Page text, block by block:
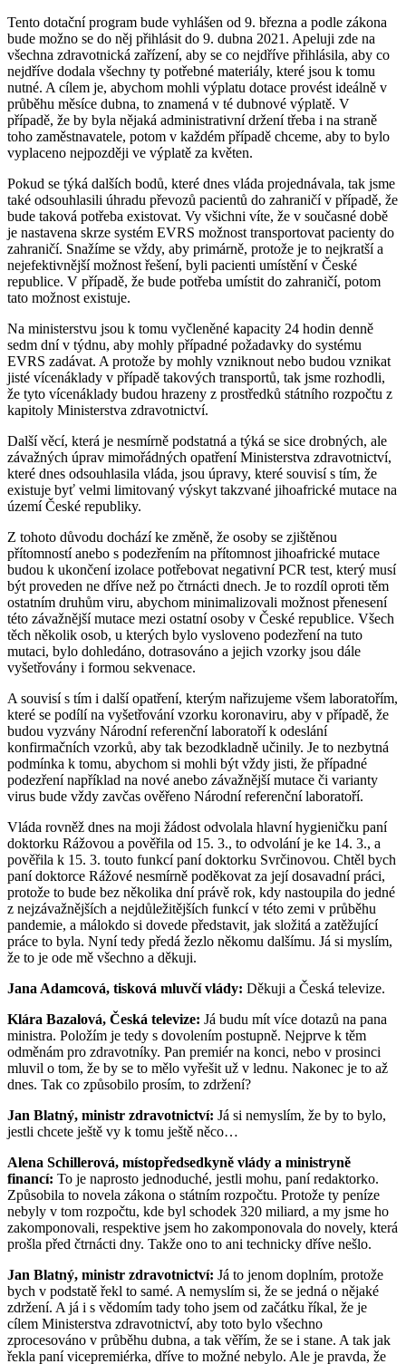
Tento dotační program bude vyhlášen od 9. března a podle zákona
bude možno se do něj přihlásit do 9. dubna 2021. Apeluji zde na
všechna zdravotnická zařízení, aby se co nejdříve přihlásila, aby co
nejdříve dodala všechny ty potřebné materiály, které jsou k tomu
nutné. A cílem je, abychom mohli výplatu dotace provést ideálně v
průběhu měsíce dubna, to znamená v té dubnové výplatě. V
případě, že by byla nějaká administrativní držení třeba i na straně
toho zaměstnavatele, potom v každém případě chceme, aby to bylo
vyplaceno nejpozději ve výplatě za květen.
Pokud se týká dalších bodů, které dnes vláda projednávala, tak jsme
také odsouhlasili úhradu převozů pacientů do zahraničí v případě, že
bude taková potřeba existovat. Vy všichni víte, že v současné době
je nastavena skrze systém EVRS možnost transportovat pacienty do
zahraničí. Snažíme se vždy, aby primárně, protože je to nejkratší a
nejefektivnější možnost řešení, byli pacienti umístění v České
republice. V případě, že bude potřeba umístit do zahraničí, potom
tato možnost existuje.
Na ministerstvu jsou k tomu vyčleněné kapacity 24 hodin denně
sedm dní v týdnu, aby mohly případné požadavky do systému
EVRS zadávat. A protože by mohly vzniknout nebo budou vznikat
jisté vícenáklady v případě takových transportů, tak jsme rozhodli,
že tyto vícenáklady budou hrazeny z prostředků státního rozpočtu z
kapitoly Ministerstva zdravotnictví.
Další věcí, která je nesmírně podstatná a týká se sice drobných, ale
závažných úprav mimořádných opatření Ministerstva zdravotnictví,
které dnes odsouhlasila vláda, jsou úpravy, které souvisí s tím, že
existuje byť velmi limitovaný výskyt takzvané jihoafrické mutace na
území České republiky.
Z tohoto důvodu dochází ke změně, že osoby se zjištěnou
přítomností anebo s podezřením na přítomnost jihoafrické mutace
budou k ukončení izolace potřebovat negativní PCR test, který musí
být proveden ne dříve než po čtrnácti dnech. Je to rozdíl oproti těm
ostatním druhům viru, abychom minimalizovali možnost přenesení
této závažnější mutace mezi ostatní osoby v České republice. Všech
těch několik osob, u kterých bylo vysloveno podezření na tuto
mutaci, bylo dohledáno, dotrasováno a jejich vzorky jsou dále
vyšetřovány i formou sekvenace.
A souvisí s tím i další opatření, kterým nařizujeme všem laboratořím,
které se podílí na vyšetřování vzorku koronaviru, aby v případě, že
budou vyzvány Národní referenční laboratoří k odeslání
konfirmačních vzorků, aby tak bezodkladně učinily. Je to nezbytná
podmínka k tomu, abychom si mohli být vždy jisti, že případné
podezření například na nové anebo závažnější mutace či varianty
virus bude vždy zavčas ověřeno Národní referenční laboratoří.
Vláda rovněž dnes na moji žádost odvolala hlavní hygieničku paní
doktorku Rážovou a pověřila od 15. 3., to odvolání je ke 14. 3., a
pověřila k 15. 3. touto funkcí paní doktorku Svrčinovou. Chtěl bych
paní doktorce Rážové nesmírně poděkovat za její dosavadní práci,
protože to bude bez několika dní právě rok, kdy nastoupila do jedné
z nejzávažnějších a nejdůležitějších funkcí v této zemi v průběhu
pandemie, a málokdo si dovede představit, jak složitá a zatěžující
práce to byla. Nyní tedy předá žezlo někomu dalšímu. Já si myslím,
že to je ode mě všechno a děkuji.
Jana Adamcová, tisková mluvčí vlády: Děkuji a Česká televize.
Klára Bazalová, Česká televize: Já budu mít více dotazů na pana
ministra. Položím je tedy s dovolením postupně. Nejprve k těm
odměnám pro zdravotníky. Pan premiér na konci, nebo v prosinci
mluvil o tom, že by se to mělo vyřešit už v lednu. Nakonec je to až
dnes. Tak co způsobilo prosím, to zdržení?
Jan Blatný, ministr zdravotnictví: Já si nemyslím, že by to bylo,
jestli chcete ještě vy k tomu ještě něco…
Alena Schillerová, místopředsedkyně vlády a ministryně
financí: To je naprosto jednoduché, jestli mohu, paní redaktorko.
Způsobila to novela zákona o státním rozpočtu. Protože ty peníze
nebyly v tom rozpočtu, kde byl schodek 320 miliard, a my jsme ho
zakomponovali, respektive jsem ho zakomponovala do novely, která
prošla před čtrnácti dny. Takže ono to ani technicky dříve nešlo.
Jan Blatný, ministr zdravotnictví: Já to jenom doplním, protože
bych v podstatě řekl to samé. A nemyslím si, že se jedná o nějaké
zdržení. A já i s vědomím tady toho jsem od začátku říkal, že je
cílem Ministerstva zdravotnictví, aby toto bylo všechno
zprocesováno v průběhu dubna, a tak věřím, že se i stane. A tak jak
řekla paní vicepremiérka, dříve to možné nebylo. Ale je pravda, že